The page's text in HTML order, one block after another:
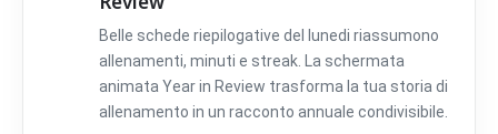
Belle schede riepilogative del lunedi riassumono
allenamenti, minuti e streak. La schermata
animata Year in Review trasforma la tua storia di
allenamento in un racconto annuale condivisibile.